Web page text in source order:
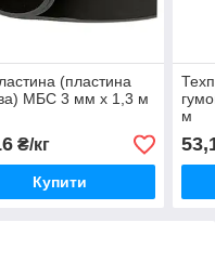
(пластина
МБС 3 мм х 1,3 м
₴/кг
Купити
м